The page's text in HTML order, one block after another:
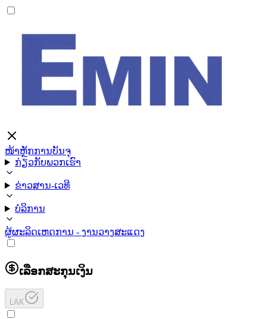
ໜ້າຫຼັກການບັນຈຸ
ກ່ຽວກັບພວກເຮົາ
ຂ່າວສານ-ເວທີ
ບໍລິການ
ຜູ້ຜະລິດເຫດການ - ງານວາງສະແດງ
ເລືອກສະກຸນເງິນ
LAK